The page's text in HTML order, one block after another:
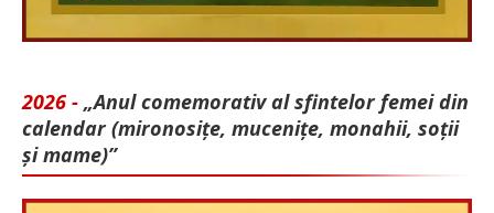
2026 - „Anul comemorativ al sfintelor femei din
calendar (mironosițe, mu­cenițe, monahii, soții
și mame)”